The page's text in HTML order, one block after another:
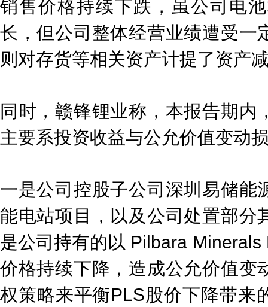
销售价格持续下跌，虽公司电
长，但公司整体经营业绩遭受一
则对存货等相关资产计提了资产
同时，赣锋锂业称，本报告期
主要系投资收益与公允价值变动
一是公司控股子公司深圳易储能
能电站项目，以及公司处置部分
是公司持有的以 Pilbara
价格持续下降，造成公允价值变
权策略来平衡PLS股价下降带来